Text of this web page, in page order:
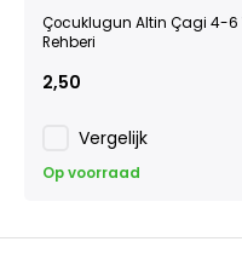
Çocuklugun Altin Çagi 4-6
Rehberi
2,50
Vergelijk
Op voorraad